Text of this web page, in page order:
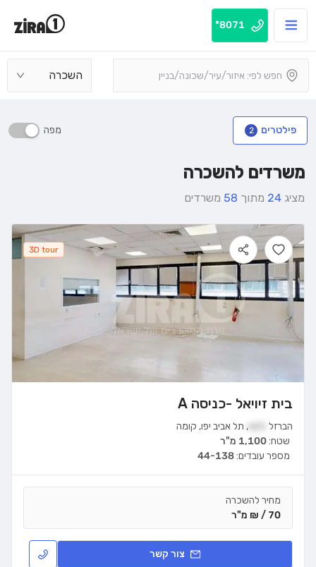
8071*
השכרה
פילטרים 2 מפה
משרדים להשכרה
מציג 24 מתוך 58 משרדים
3D tour
בית זיויאל -כניסה A
הברזל , תל אביב יפו, קומה
שטח:1,100 מ"ר
מספר עובדים:44-138
מחיר להשכרה
70 / ₪ מ"ר
צור קשר